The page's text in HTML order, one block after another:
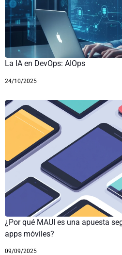
La IA en DevOps: AIOps
24/10/2025
¿Por qué MAUI es una apuesta
apps móviles?
09/09/2025